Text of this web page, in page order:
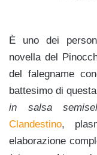
È uno dei
novella del
del falegname
battesimo di
in salsa
Clandestino,
elaborazione